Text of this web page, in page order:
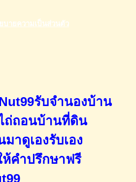
รับจำนองบ้าน
ถ่ถอนบ้านที่ดิน
าดูเองรับเอง
คำปรึกษาฟรี